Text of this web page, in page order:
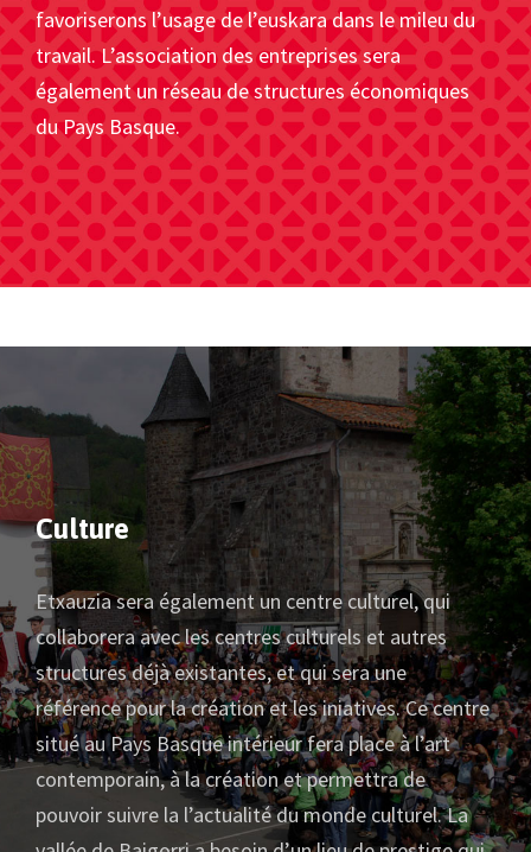
favoriserons l’usage de l’euskara dans le mileu du
travail. L’association des entreprises sera
également un réseau de structures économiques
du Pays Basque.
Culture
Etxauzia sera également un centre culturel, qui
collaborera avec les centres culturels et autres
structures déjà existantes, et qui sera une
référence pour la création et les iniatives.Ce centre
situé au Pays Basque intérieur fera place à l’art
contemporain, à la création et permettra de
pouvoir suivre la l’actualité du monde culturel.La